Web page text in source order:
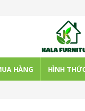
HÀNG HÌNH